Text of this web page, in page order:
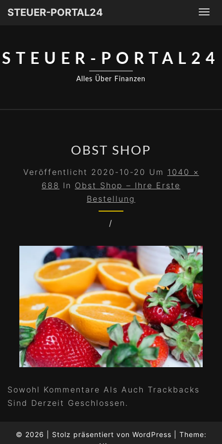
STEUER-PORTAL24
STEUER-PORTAL24
Alles Über Finanzen
OBST SHOP
Veröffentlicht 2020-10-20 Um 1040 ×
688 In Obst Shop – Ihre Erste
Bestellung
/
Sowohl Kommentare Als Auch Trackbacks
Sind Derzeit Geschlossen.
© 2026 Stolz präsentiert von WordPress
Theme: